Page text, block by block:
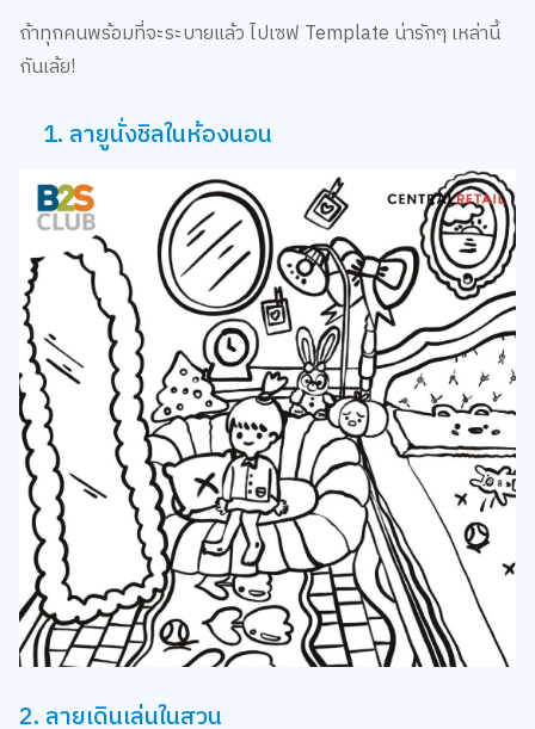
ถ้าทุกคนพร้อมที่จะระบายแล้ว ไปเซฟ Template น่ารักๆ เหล่านี้
กันเล้ย!
1. ลายูนั่งชิลในห้องนอน
2. ลายเดินเล่นในสวน